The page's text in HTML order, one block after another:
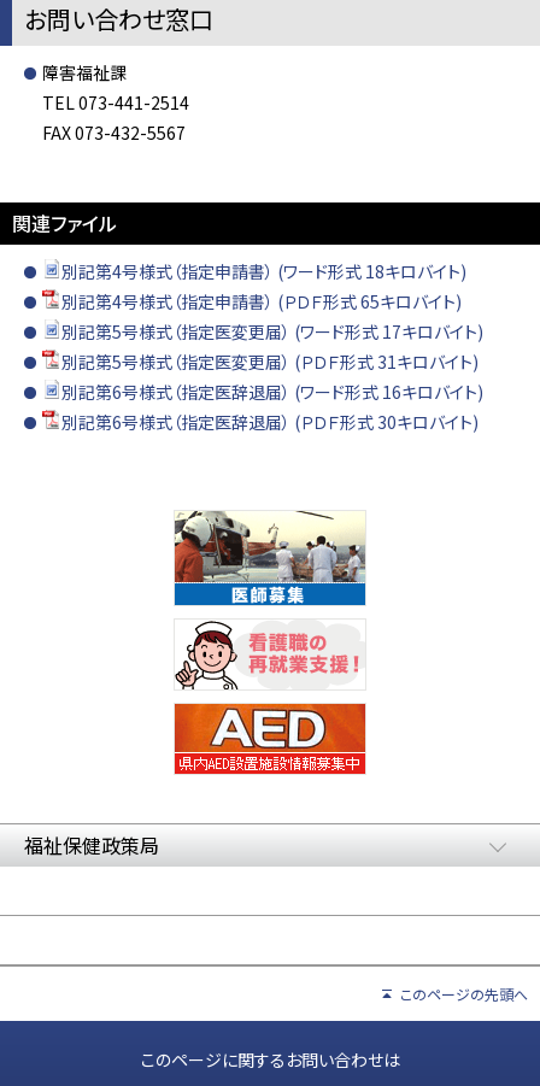
お問い合わせ窓口
障害福祉課
TEL 073-441-2514
FAX 073-432-5567
関連ファイル
別記第4号様式（指定申請書） (ワード形式 18キロバイト)
別記第4号様式（指定申請書） (ＰＤＦ形式 65キロバイト)
別記第5号様式（指定医変更届） (ワード形式 17キロバイト)
別記第5号様式（指定医変更届） (ＰＤＦ形式 31キロバイト)
別記第6号様式（指定医辞退届） (ワード形式 16キロバイト)
別記第6号様式（指定医辞退届） (ＰＤＦ形式 30キロバイト)
福祉保健政策局
このページの先頭へ
このページに関するお問い合わせは